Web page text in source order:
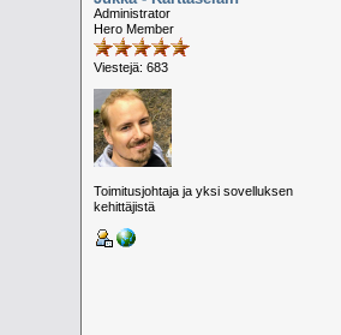
Administrator
Hero Member
Viestejä: 683
Toimitusjohtaja ja yksi sovelluksen
kehittäjistä